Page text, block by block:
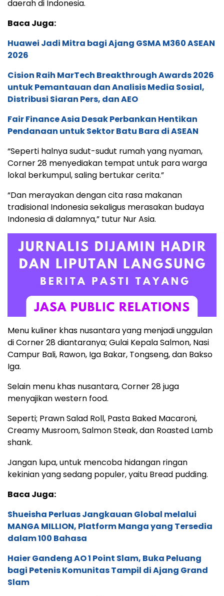
daerah di Indonesia.
Baca Juga:
Huawei Jadi Mitra bagi Ajang GSMA M360 ASEAN
2026
Cision Raih MarTech Breakthrough Awards 2026
untuk Pemantauan dan Analisis Media Sosial,
Distribusi Siaran Pers, dan AEO
Fair Finance Asia Desak Perbankan Hentikan
Pendanaan untuk Sektor Batu Bara di ASEAN
“Seperti halnya sudut-sudut rumah yang nyaman,
Corner 28 menyediakan tempat untuk para warga
lokal berkumpul, saling bertukar cerita.”
“Dan merayakan dengan cita rasa makanan
tradisional Indonesia sekaligus merasakan budaya
Indonesia di dalamnya,” tutur Nur Asia.
Menu kuliner khas nusantara yang menjadi unggulan
di Corner 28 diantaranya; Gulai Kepala Salmon, Nasi
Campur Bali, Rawon, Iga Bakar, Tongseng, dan Bakso
Iga.
Selain menu khas nusantara, Corner 28 juga
menyajikan western food.
Seperti; Prawn Salad Roll, Pasta Baked Macaroni,
Creamy Musroom, Salmon Steak, dan Roasted Lamb
shank.
Jangan lupa, untuk mencoba hidangan ringan
kekinian yang sedang populer, yaitu Bread pudding.
Baca Juga:
Shueisha Perluas Jangkauan Global melalui
MANGA MILLION, Platform Manga yang Tersedia
dalam 100 Bahasa
Haier Gandeng AO 1 Point Slam, Buka Peluang
bagi Petenis Komunitas Tampil di Ajang Grand
Slam